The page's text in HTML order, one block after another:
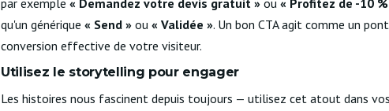
par exemple « Demandez votre devis gratuit » ou « Profitez de -10
qu'un générique « Send » ou « Validée ». Un bon CTA agit comme un
conversion effective de votre visiteur.
Utilisez le storytelling pour engager
Les histoires nous fascinent depuis toujours — utilisez cet atout dans